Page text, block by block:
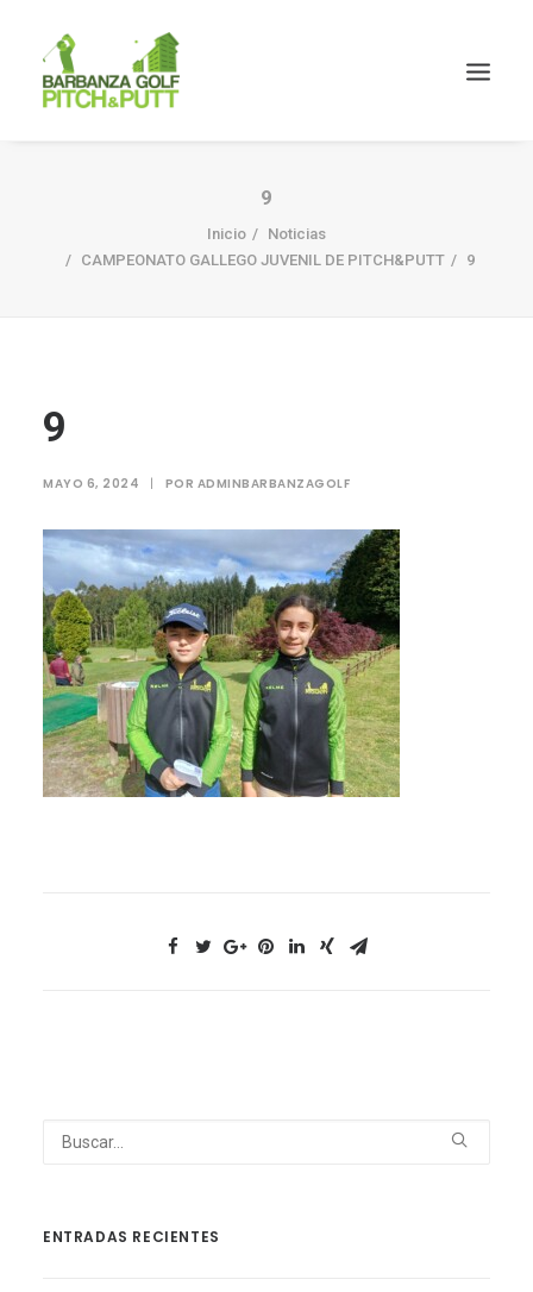
9
Inicio
Noticias
CAMPEONATO GALLEGO JUVENIL DE PITCH&PUTT
9
9
MAYO 6, 2024 | POR ADMINBARBANZAGOLF
ENTRADAS RECIENTES